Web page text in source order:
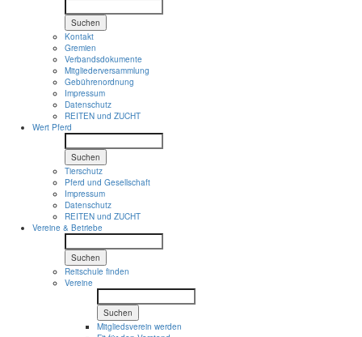
Suchen
Kontakt
Gremien
Verbandsdokumente
Mitgliederversammlung
Gebührenordnung
Impressum
Datenschutz
REITEN und ZUCHT
Wert Pferd
Suchen
Tierschutz
Pferd und Gesellschaft
Impressum
Datenschutz
REITEN und ZUCHT
Vereine & Betriebe
Suchen
Reitschule finden
Vereine
Suchen
Mitgliedsverein werden